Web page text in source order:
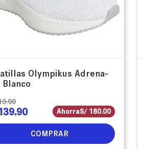
Olympikus Adrena-
Blanco
.90
.90 AhorraS/ 180.00
COMPRAR